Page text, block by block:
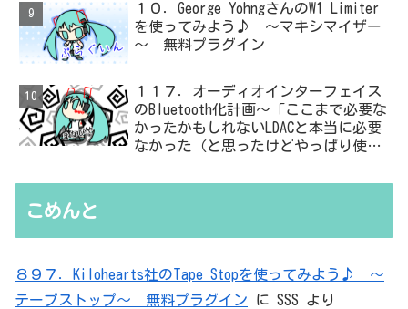
１０．George YohngさんのW1 Limiter
を使ってみよう♪ ～マキシマイザー
～ 無料プラグイン
１１７．オーディオインターフェイス
のBluetooth化計画～「ここまで必要な
かったかもしれないLDACと本当に必要
なかった（と思ったけどやっぱり使っ
無駄を重ねた結論はシンプルだった
こめんと
８９７．Kilohearts社のTape Stopを使ってみよう♪ ～
テープストップ～ 無料プラグイン に SSS より